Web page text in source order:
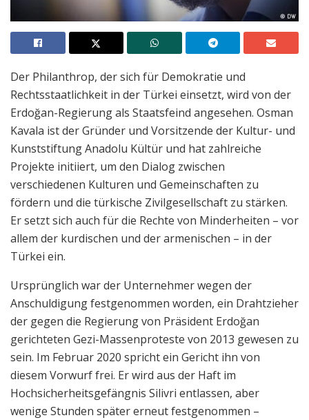
Der Philanthrop, der sich für Demokratie und
Rechtsstaatlichkeit in der Türkei einsetzt, wird von der
Erdoğan-Regierung als Staatsfeind angesehen. Osman
Kavala ist der Gründer und Vorsitzende der Kultur- und
Kunststiftung Anadolu Kültür und hat zahlreiche
Projekte initiiert, um den Dialog zwischen
verschiedenen Kulturen und Gemeinschaften zu
fördern und die türkische Zivilgesellschaft zu stärken.
Er setzt sich auch für die Rechte von Minderheiten – vor
allem der kurdischen und der armenischen – in der
Türkei ein.
Ursprünglich war der Unternehmer wegen der
Anschuldigung festgenommen worden, ein Drahtzieher
der gegen die Regierung von Präsident Erdoğan
gerichteten Gezi-Massenproteste von 2013 gewesen zu
sein. Im Februar 2020 spricht ein Gericht ihn von
diesem Vorwurf frei. Er wird aus der Haft im
Hochsicherheitsgefängnis Silivri entlassen, aber
wenige Stunden später erneut festgenommen –